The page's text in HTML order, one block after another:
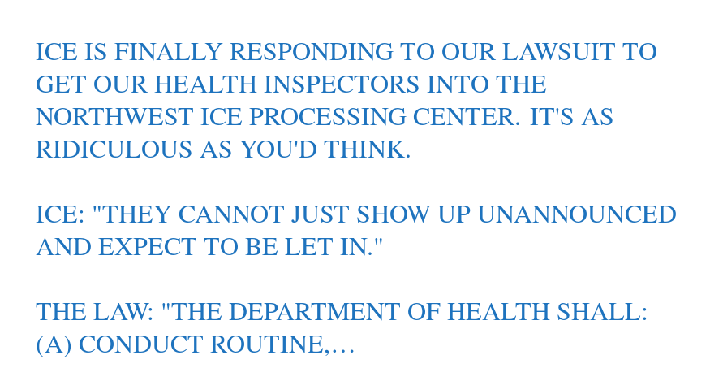
ICE IS FINALLY RESPONDING TO OUR LAWSUIT TO
GET OUR HEALTH INSPECTORS INTO THE
NORTHWEST ICE PROCESSING CENTER. IT'S AS
RIDICULOUS AS YOU'D THINK.
ICE: "THEY CANNOT JUST SHOW UP UNANNOUNCED
AND EXPECT TO BE LET IN."
THE LAW: "THE DEPARTMENT OF HEALTH SHALL:
(A) CONDUCT ROUTINE,…